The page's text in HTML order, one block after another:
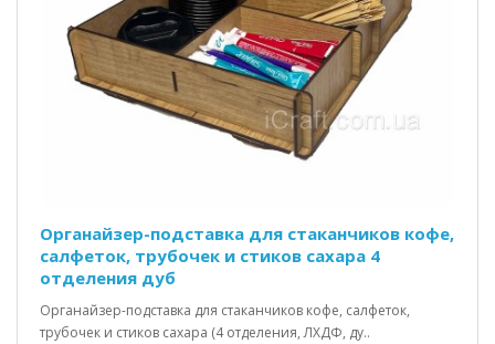
Органайзер-подставка для стаканчиков кофе,
салфеток, трубочек и стиков сахара 4
отделения дуб
Органайзер-подставка для стаканчиков кофе, салфеток,
трубочек и стиков сахара (4 отделения, ЛХДФ, ду..